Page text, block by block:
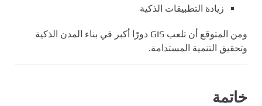
زيادة التطبيقات الذكية
ومن المتوقع أن تلعب GIS دورًا أكبر في بناء المدن الذكية
وتحقيق التنمية المستدامة.
خاتمة